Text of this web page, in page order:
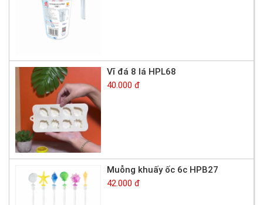
Vĩ đá 8 lá HPL68
40.000 đ
Muỗng khuấy ốc 6c HPB27
42.000 đ